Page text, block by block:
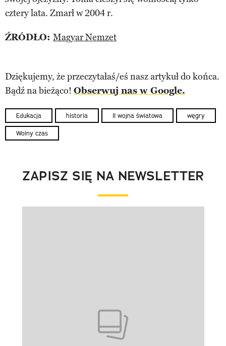
cztery lata. Zmarł w 2004 r.
ŹRÓDŁO: Magyar Nemzet
Dziękujemy, że przeczytałaś/eś nasz artykuł do końca.
Bądź na bieżąco! Obserwuj nas w Google.
Edukacja historia II wojna światowa węgry
Wolny czas
ZAPISZ SIĘ NA NEWSLETTER